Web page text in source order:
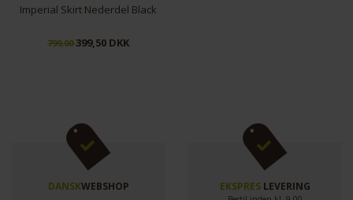
Imperial Skirt Nederdel Black
799,00399,50 DKK
DANSKWEBSHOP EKSPRESLEVERING